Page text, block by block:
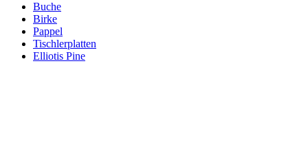
Buche
Birke
Pappel
Tischlerplatten
Elliotis Pine